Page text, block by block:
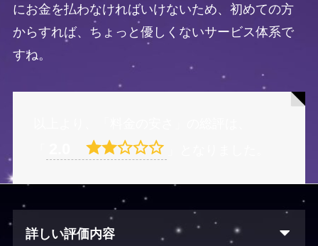
にお金を払わなければいけないため、初めての方
からすれば、ちょっと優しくないサービス体系で
すね。
詳しい評価内容